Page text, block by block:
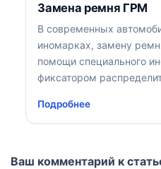
Замена ремня ГРМ
В современных
иномарках, замену
помощи специального
фиксатором
Подробнее
Ваш комментарий к